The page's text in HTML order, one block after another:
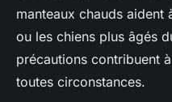
manteaux chauds aident
ou les chiens plus âgés
précautions contribuent
toutes circonstances.